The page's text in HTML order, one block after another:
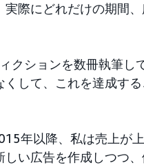
際にどれだけの期間
クションを数冊執筆し
して、これを達成す
年以降、私は売上が
い広告を作成しつつ